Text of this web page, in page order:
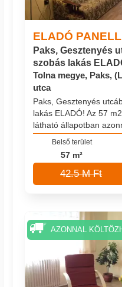
ELADÓ
Paks, Gesztenyés
szobás lakás
Tolna megye, Paks,
utca
Paks, Gesztenyés
lakás ELADÓ! Az 57
látható állapotban
Belső terület
57 m²
42.5 M Ft
AZONNAL